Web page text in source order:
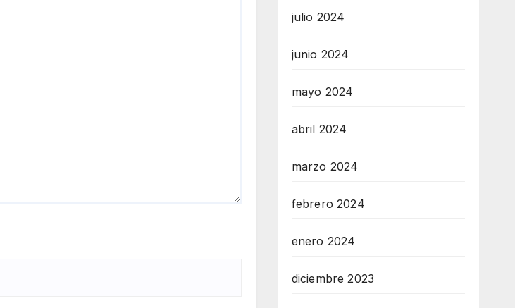
julio 2024
junio 2024
mayo 2024
abril 2024
marzo 2024
febrero 2024
enero 2024
diciembre 2023